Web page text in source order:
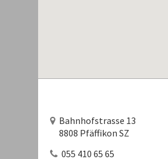
Bahnhofstrasse 13
8808 Pfäffikon SZ
055 410 65 65